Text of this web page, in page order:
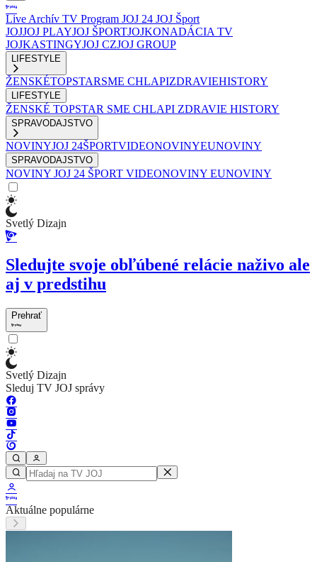
Live Archív TV Program JOJ 24 JOJ Šport
JOJJOJ PLAYJOJ ŠPORTJOJKONADÁCIA TV
JOJKASTINGYJOJ CZJOJ GROUP
LIFESTYLE
ŽENSKÉTOPSTARSME CHLAPIZDRAVIEHISTORY
LIFESTYLE
ŽENSKÉ TOPSTAR SME CHLAPI ZDRAVIE HISTORY
SPRAVODAJSTVO
NOVINYJOJ 24ŠPORTVIDEONOVINYEUNOVINY
SPRAVODAJSTVO
NOVINY JOJ 24 ŠPORT VIDEONOVINY EUNOVINY
Svetlý Dizajn
Sledujte svoje obľúbené relácie naživo ale
aj v predstihu
Prehrať
Svetlý Dizajn
Sleduj TV JOJ správy
Aktuálne populárne